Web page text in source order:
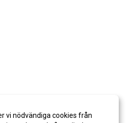
vi nödvändiga cookies från